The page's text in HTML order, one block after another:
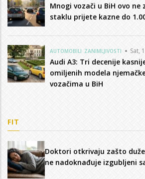
Mnogi vozači u BiH ovo ne
staklu prijete kazne do
AUTOMOBILI ZANIMLJIVOSTI Sat,
Audi A3: Tri decenije
omiljenih modela
vozačima u BiH
FIT
Doktori otkrivaju zašto
ne nadoknađuje izgubljeni